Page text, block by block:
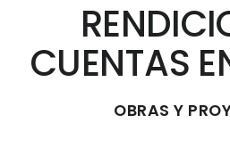
CUENTAS
OBRAS Y